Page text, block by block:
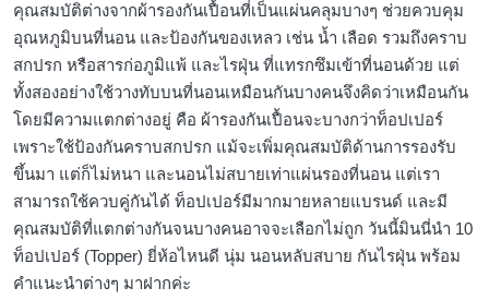
คุณสมบัติต่างจากผ้ารองกันเปื้อนที่เป็นแผ่นคลุมบางๆ ช่วยควบคุม
อุณหภูมิบนที่นอน และป้องกันของเหลว เช่น น้ำ เลือด รวมถึงคราบ
สกปรก หรือสารก่อภูมิแพ้ และไรฝุ่น ที่แทรกซึมเข้าที่นอนด้วย แต่
ทั้งสองอย่างใช้วางทับบนที่นอนเหมือนกันบางคนจึงคิดว่าเหมือนกัน
โดยมีความแตกต่างอยู่ คือ ผ้ารองกันเปื้อนจะบางกว่าท็อปเปอร์
เพราะใช้ป้องกันคราบสกปรก แม้จะเพิ่มคุณสมบัติด้านการรองรับ
ขึ้นมา แต่ก็ไม่หนา และนอนไม่สบายเท่าแผ่นรองที่นอน แต่เรา
สามารถใช้ควบคู่กันได้ ท็อปเปอร์มีมากมายหลายแบรนด์ และมี
คุณสมบัติที่แตกต่างกันจนบางคนอาจจะเลือกไม่ถูก วันนี้มินนี่นำ 10
ท็อปเปอร์ (Topper) ยี่ห้อไหนดี นุ่ม นอนหลับสบาย กันไรฝุ่น พร้อม
คำแนะนำต่างๆ มาฝากค่ะ